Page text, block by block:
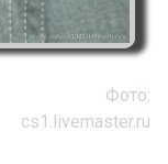
Фото:
cs1.livemaster.ru